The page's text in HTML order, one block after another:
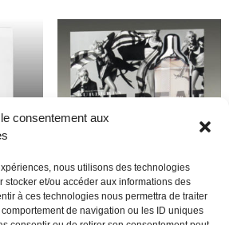
consentement aux
nous utilisons des technologies
stocker et/ou accéder aux informations des
à ces technologies nous permettra de traiter
de navigation ou les ID uniques
Burberry